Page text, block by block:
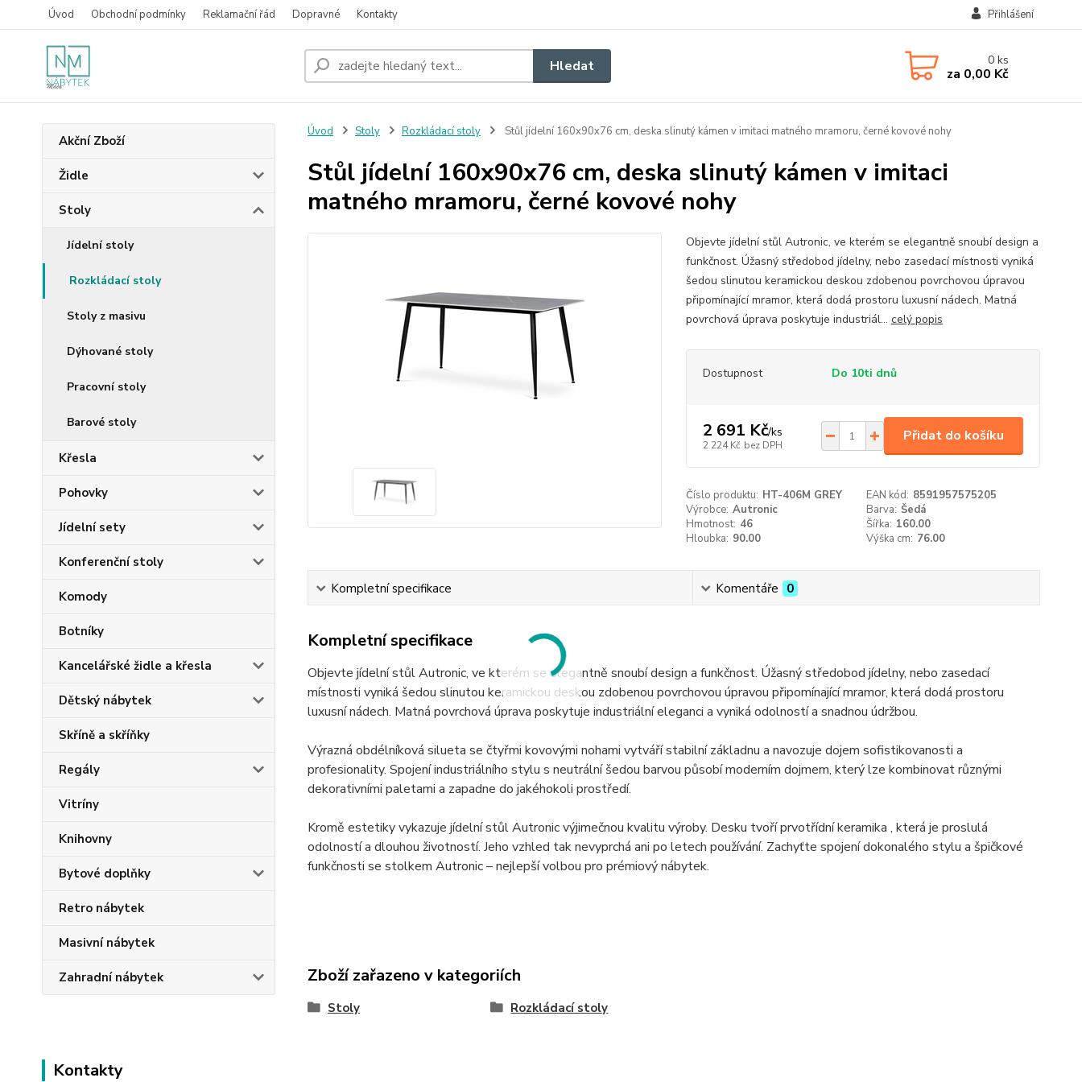
Úvod Obchodní podmínky Reklamační řád Dopravné Kontakty Přihlášení
Hledat 0ks
za 0,00 Kč
Akční Zboží
Židle
Stoly
Jídelní stoly
Rozkládací stoly
Stoly z masivu
Dýhované stoly
Pracovní stoly
Barové stoly
Křesla
Pohovky
Jídelní sety
Konferenční stoly
Komody
Botníky
Kancelářské židle a křesla
Dětský nábytek
Skříně a skříňky
Regály
Vitríny
Knihovny
Bytové doplňky
Retro nábytek
Masivní nábytek
Zahradní nábytek
Kontakty
Úvod Stoly Rozkládací stoly Stůl jídelní 160x90x76 cm, deska slinutý kámen v imitaci matného mramoru, černé kovové nohy
Stůl jídelní 160x90x76 cm, deska slinutý kámen v imitaci
matného mramoru, černé kovové nohy
Objevte jídelní stůl Autronic, ve kterém se elegantně snoubí design a
funkčnost. Úžasný středobod jídelny, nebo zasedací místnosti vyniká
šedou slinutou keramickou deskou zdobenou povrchovou úpravou
připomínající mramor, která dodá prostoru luxusní nádech. Matná
povrchová úprava poskytuje industriál... celý popis
Dostupnost Do 10ti dnů
2 691 Kč/ks
2 224 Kč bez DPH
Přidat do košíku
Číslo produktu: HT-406M GREY EAN kód: 8591957575205
Výrobce: Autronic Barva: Šedá
Hmotnost: 46 Šířka: 160.00
Hloubka: 90.00 Výška cm: 76.00
Kompletní specifikace Komentáře 0
Kompletní specifikace
Objevte jídelní stůl Autronic, ve kterém se elegantně snoubí design a funkčnost. Úžasný středobod jídelny, nebo zasedací
místnosti vyniká šedou slinutou keramickou deskou zdobenou povrchovou úpravou připomínající mramor, která dodá prostoru
luxusní nádech. Matná povrchová úprava poskytuje industriální eleganci a vyniká odolností a snadnou údržbou.
Výrazná obdélníková silueta se čtyřmi kovovými nohami vytváří stabilní základnu a navozuje dojem sofistikovanosti a
profesionality. Spojení industriálního stylu s neutrální šedou barvou působí moderním dojmem, který lze kombinovat různými
dekorativními paletami a zapadne do jakéhokoli prostředí.
Kromě estetiky vykazuje jídelní stůl Autronic výjimečnou kvalitu výroby. Desku tvoří prvotřídní keramika , která je proslulá
odolností a dlouhou životností. Jeho vzhled tak nevyprchá ani po letech používání. Zachyťte spojení dokonalého stylu a špičkové
funkčnosti se stolkem Autronic – nejlepší volbou pro prémiový nábytek.
Zboží zařazeno v kategoriích
Stoly Rozkládací stoly